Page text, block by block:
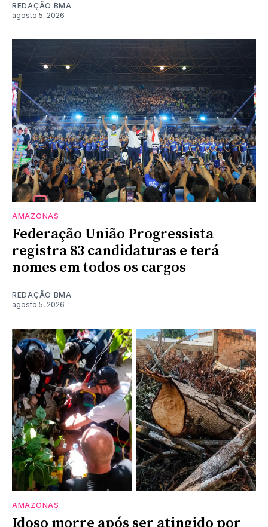
REDAÇÃO BMA
agosto 5, 2026
AMAZONAS
Federação União Progressista
registra 83 candidaturas e terá
nomes em todos os cargos
REDAÇÃO BMA
agosto 5, 2026
AMAZONAS
Idoso morre após ser atingido por